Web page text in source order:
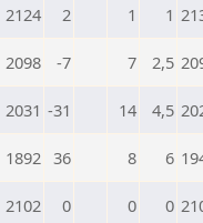
2124 2 1 1
2098 -7 7 2,5
2031 -31 14 4,5
1892 36 8 6
2102 0 0 0